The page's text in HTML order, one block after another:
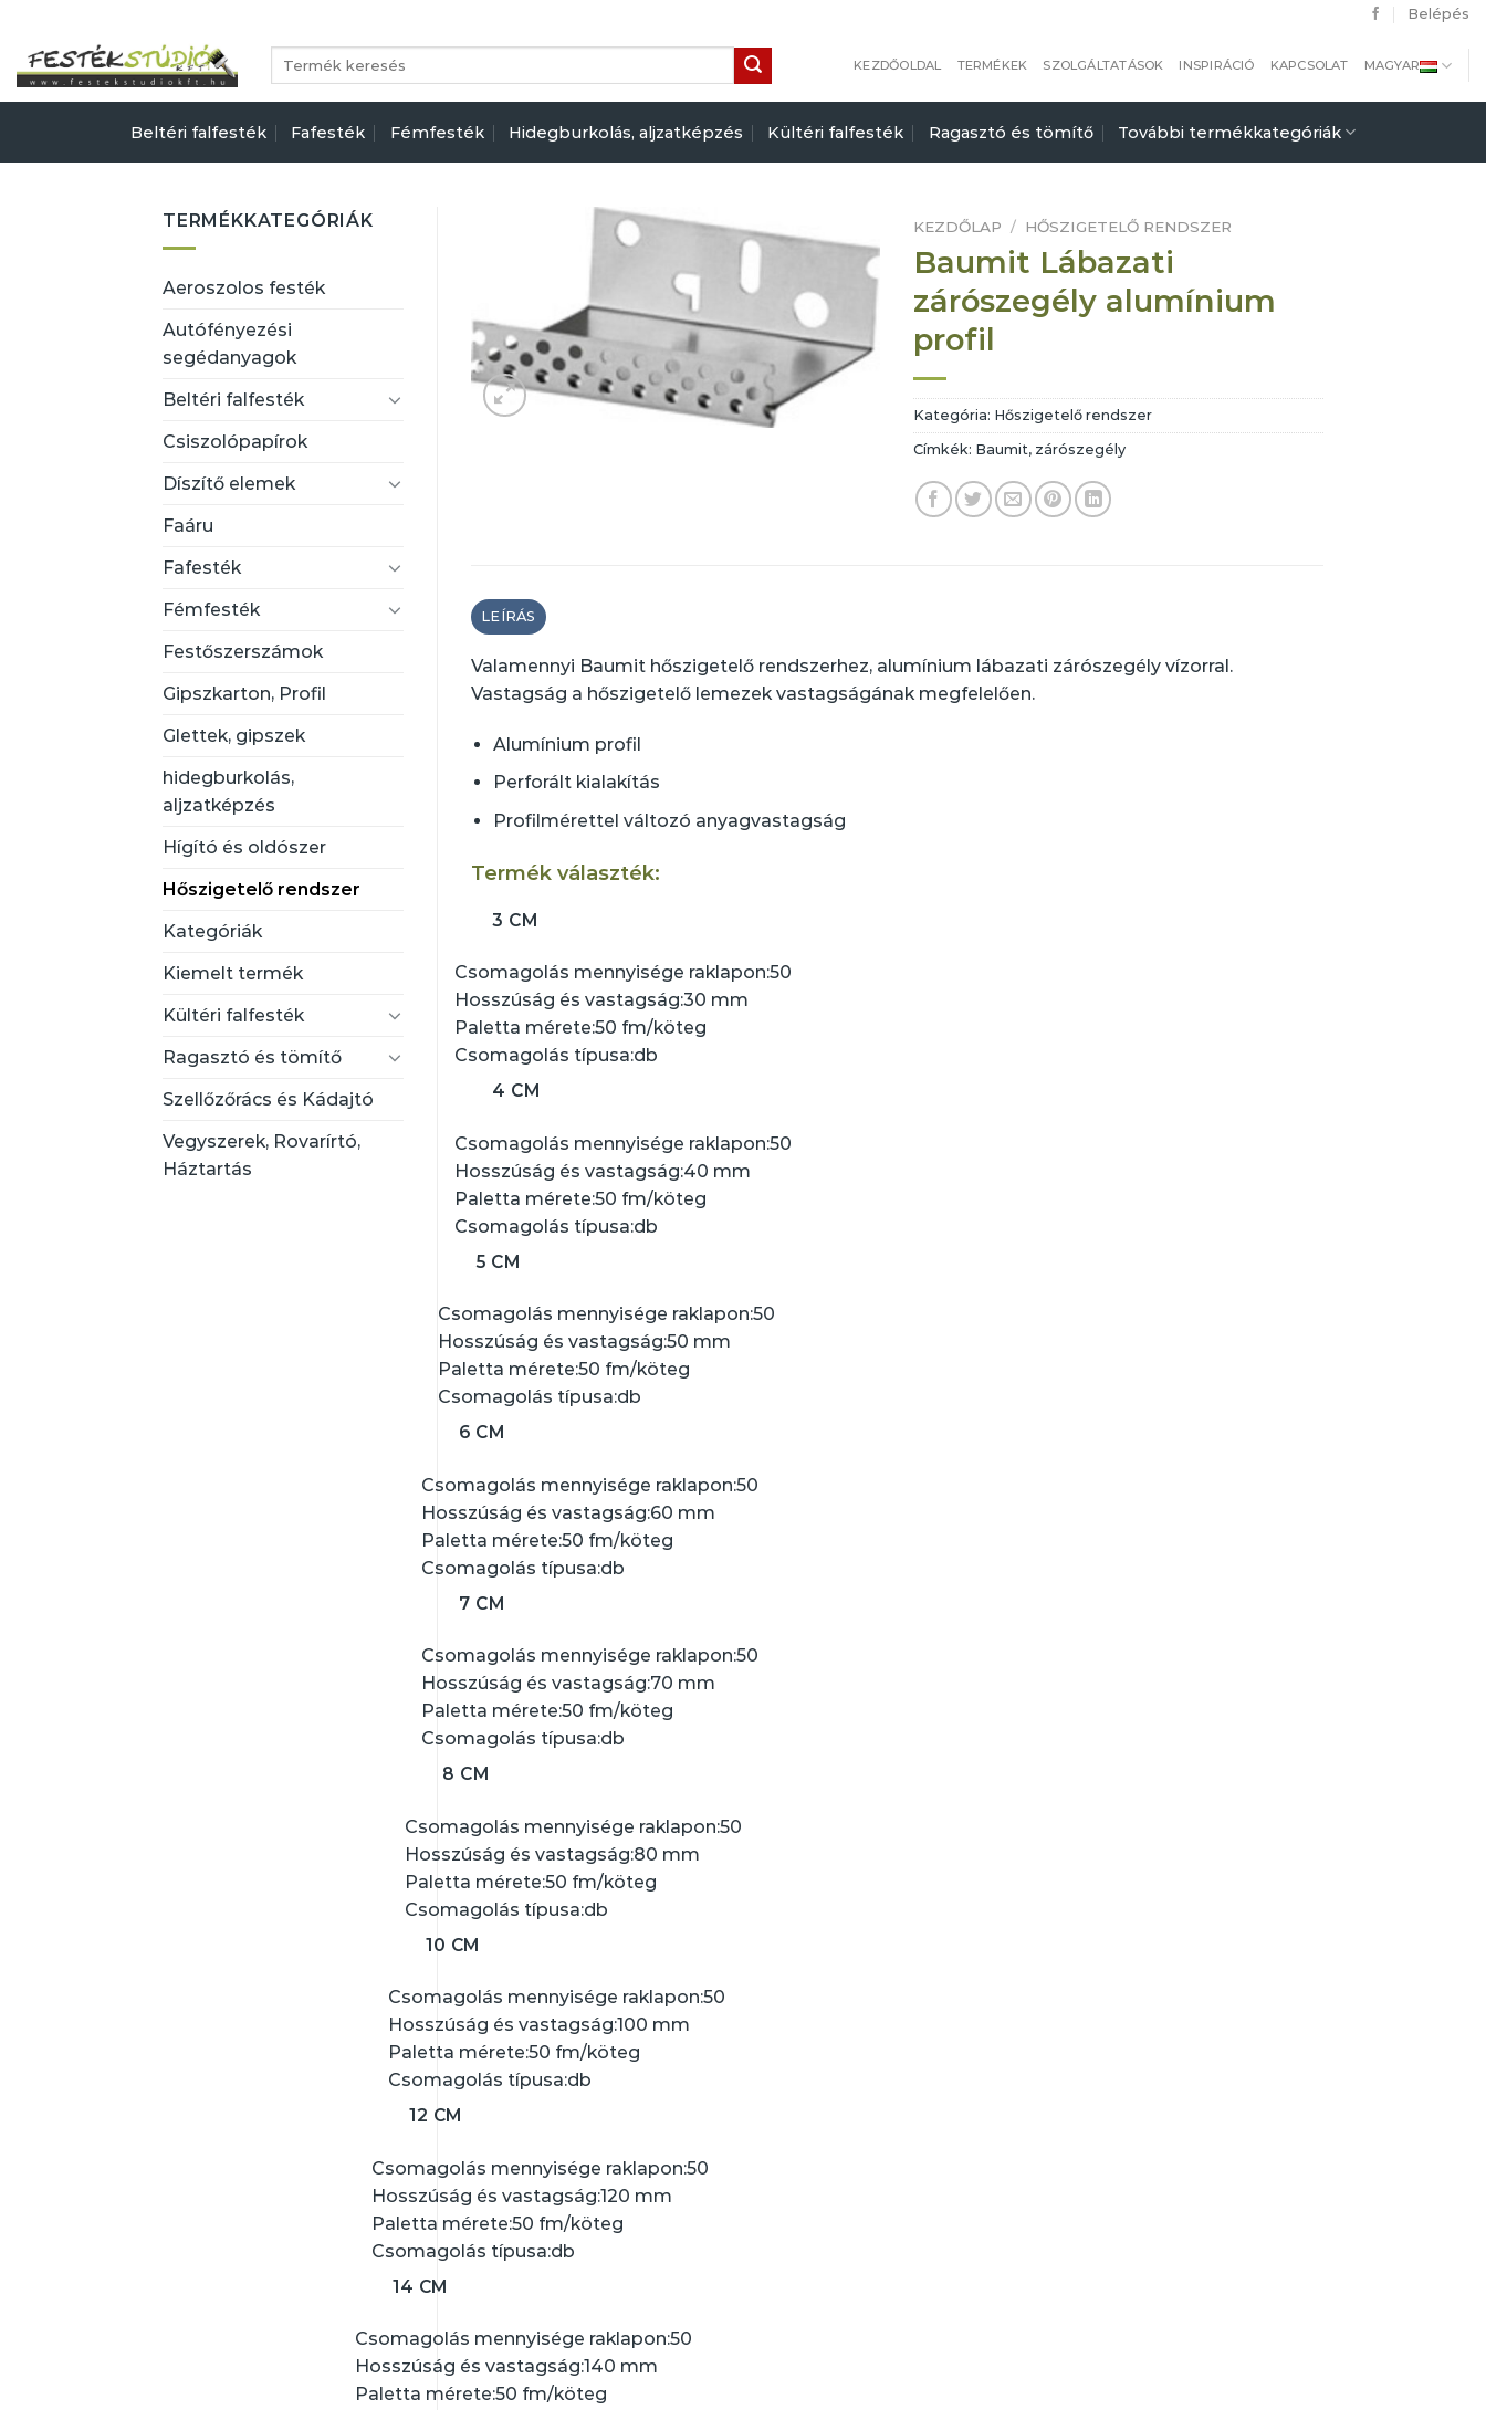
content
Belépés
Keresés
következőre:
KEZDŐOLDAL TERMÉKEK SZOLGÁLTATÁSOK INSPIRÁCIÓ KAPCSOLAT MAGYAR
Beltéri falfesték Fafesték Fémfesték Hidegburkolás, aljzatképzés Kültéri falfesték Ragasztó és tömítő További termékkategóriák
TERMÉKKATEGÓRIÁK
Aeroszolos festék
Autófényezési
segédanyagok
Beltéri falfesték
Csiszolópapírok
Díszítő elemek
Faáru
Fafesték
Fémfesték
Festőszerszámok
Gipszkarton, Profil
Glettek, gipszek
hidegburkolás,
aljzatképzés
Hígító és oldószer
Hőszigetelő rendszer
Kategóriák
Kiemelt termék
Kültéri falfesték
Ragasztó és tömítő
Szellőzőrács és Kádajtó
Vegyszerek, Rovarírtó,
Háztartás
KEZDŐLAP / HŐSZIGETELŐ RENDSZER
Baumit Lábazati
zárószegély alumínium
profil
Kategória: Hőszigetelő rendszer
Címkék: Baumit, zárószegély
LEÍRÁS
Valamennyi Baumit hőszigetelő rendszerhez, alumínium lábazati zárószegély vízorral.
Vastagság a hőszigetelő lemezek vastagságának megfelelően.
Alumínium profil
Perforált kialakítás
Profilmérettel változó anyagvastagság
Termék választék:
3 CM
Csomagolás mennyisége raklapon:50
Hosszúság és vastagság:30 mm
Paletta mérete:50 fm/köteg
Csomagolás típusa:db
4 CM
Csomagolás mennyisége raklapon:50
Hosszúság és vastagság:40 mm
Paletta mérete:50 fm/köteg
Csomagolás típusa:db
5 CM
Csomagolás mennyisége raklapon:50
Hosszúság és vastagság:50 mm
Paletta mérete:50 fm/köteg
Csomagolás típusa:db
6 CM
Csomagolás mennyisége raklapon:50
Hosszúság és vastagság:60 mm
Paletta mérete:50 fm/köteg
Csomagolás típusa:db
7 CM
Csomagolás mennyisége raklapon:50
Hosszúság és vastagság:70 mm
Paletta mérete:50 fm/köteg
Csomagolás típusa:db
8 CM
Csomagolás mennyisége raklapon:50
Hosszúság és vastagság:80 mm
Paletta mérete:50 fm/köteg
Csomagolás típusa:db
10 CM
Csomagolás mennyisége raklapon:50
Hosszúság és vastagság:100 mm
Paletta mérete:50 fm/köteg
Csomagolás típusa:db
12 CM
Csomagolás mennyisége raklapon:50
Hosszúság és vastagság:120 mm
Paletta mérete:50 fm/köteg
Csomagolás típusa:db
14 CM
Csomagolás mennyisége raklapon:50
Hosszúság és vastagság:140 mm
Paletta mérete:50 fm/köteg